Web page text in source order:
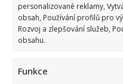
personalizované reklamy,
obsah, Používání profilů pro
Rozvoj a zlepšování služeb,
obsahu.
Funkce